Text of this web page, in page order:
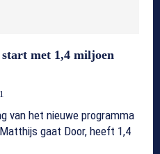
met 1,4 miljoen
van het nieuwe programma
gaat Door, heeft 1,4